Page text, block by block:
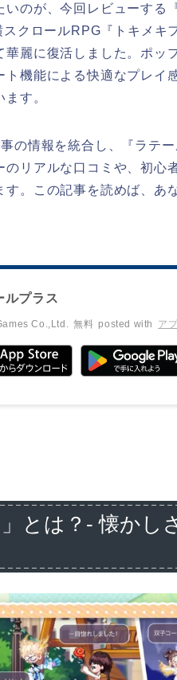
のが、今回レビューする
クロールRPG『トキメキ
麗に復活しました。ポッ
機能による快適なプレイ
す。
の情報を統合し、『ラテ
のリアルな口コミや、初心
。この記事を読めば、あ
ルプラス
Co.,Ltd. 無料 posted with ア
とは？- 懐かし